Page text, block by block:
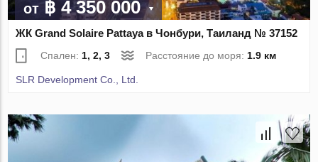
от ฿ 4 350 000
ЖК Grand Solaire Pattaya в Чонбури, Таиланд № 37152
Спален:1, 2, 3 Расстояние до моря:1.9 км
SLR Development Co., Ltd.